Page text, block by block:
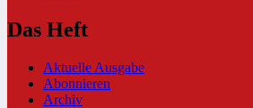
Das Heft
Aktuelle Ausgabe
Abonnieren
Archiv